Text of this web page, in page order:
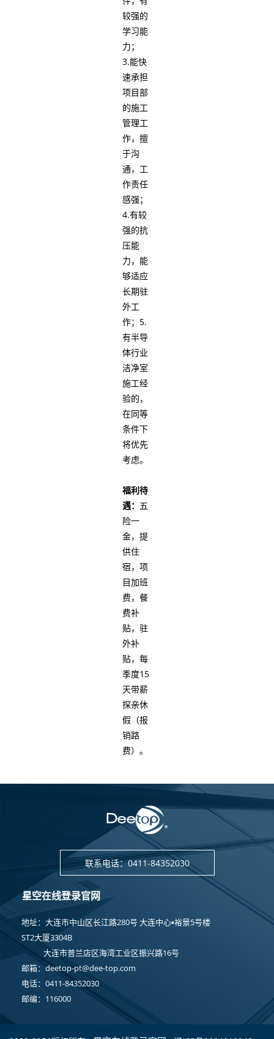
较强的
学习能
力；
3.能快
速承担
项目部
的施工
管理工
作，擅
于沟
通，工
作责任
感强；
4.有较
强的抗
压能
力，能
够适应
长期驻
外工
作；5.
有半导
体行业
洁净室
施工经
验的，
在同等
条件下
将优先
考虑。
福利待
遇： 五
险一
金，提
供住
宿，项
目加班
费，餐
费补
贴，驻
外补
贴，每
季度15
天带薪
探亲休
假（报
销路
费）。
联系电话：0411-84352030
星空在线登录官网
地址：大连市中山区长江路280号 大连中心▪裕景5号楼
ST2大厦3304B
大连市普兰店区海湾工业区振兴路16号
邮箱：deetop-pt@dee-top.com
电话：0411-84352030
邮编： 116000